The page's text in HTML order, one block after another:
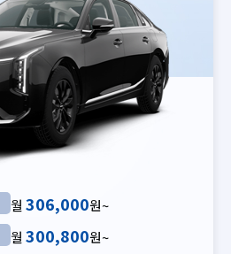
월 306,000원~
월 300,800원~